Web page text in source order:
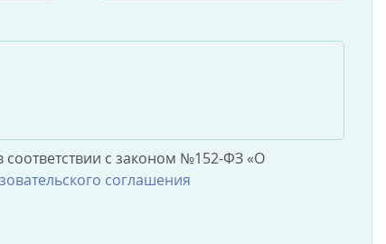
с законом №152-ФЗ «О
соглашения